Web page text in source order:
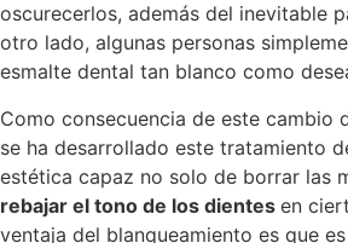
oscurecerlos, además del inevitable
otro lado, algunas personas
esmalte dental tan blanco como
Como consecuencia de este cambio
se ha desarrollado este tratamiento
estética capaz no solo de borrar las
rebajar el tono de los dientes en
ventaja del blanqueamiento es que es